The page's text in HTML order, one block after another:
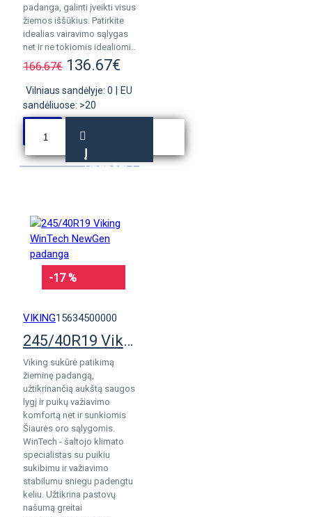
padanga, galinti įveikti visus
žiemos iššūkius. Patirkite
idealias vairavimo sąlygas
net ir ne tokiomis idealiomi..
166.67€ 136.67€
Vilniaus sandėlyje: 0
EU
sandėliuose: >20
Į
KREPŠELĮ
-17 %
VIKING15634500000
245/40R19 Viking WinTech NewGen padanga
Viking sukūrė patikimą
žieminę padangą,
užtikrinančią aukštą saugos
lygį ir puikų važiavimo
komfortą net ir sunkiomis
Šiaurės oro sąlygomis.
WinTech - šaltojo klimato
specialistas su puikiu
sukibimu ir važiavimo
stabilumu sniegu padengtu
keliu. Užtikrina pastovų
našumą greitai